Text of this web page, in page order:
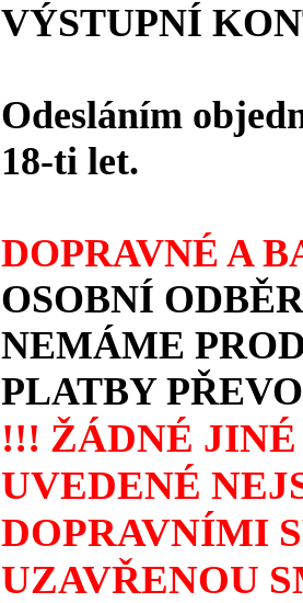
VÝSTUPNÍ
Odesláním
18-ti let.
DOPRAVNÉ A
OSOBNÍ
NEMÁME
PLATBY
!!! ŽÁDNÉ JINÉ
UVEDENÉ
DOPRAVNÍMI
UZAVŘENOU